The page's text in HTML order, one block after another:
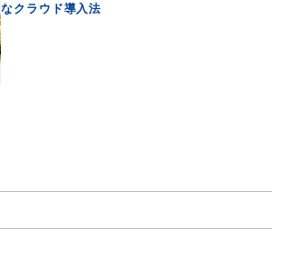
なクラウド導入法